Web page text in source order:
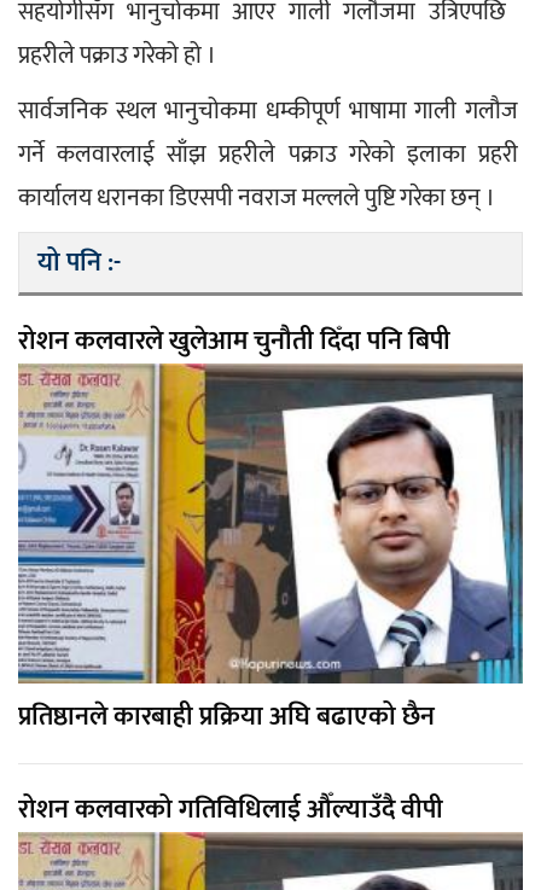
सहयोगीसँग भानुचोकमा आएर गाली गलौजमा उत्रिएपछि
प्रहरीले पक्राउ गरेको हो ।
सार्वजनिक स्थल भानुचोकमा धम्कीपूर्ण भाषामा गाली गलौज
गर्ने कलवारलाई साँझ प्रहरीले पक्राउ गरेको इलाका प्रहरी
कार्यालय धरानका डिएसपी नवराज मल्लले पुष्टि गरेका छन् ।
यो पनि :-
रोशन कलवारले खुलेआम चुनौती दिँदा पनि बिपी
प्रतिष्ठानले कारबाही प्रक्रिया अघि बढाएको छैन
रोशन कलवारको गतिविधिलाई औँल्याउँदै वीपी